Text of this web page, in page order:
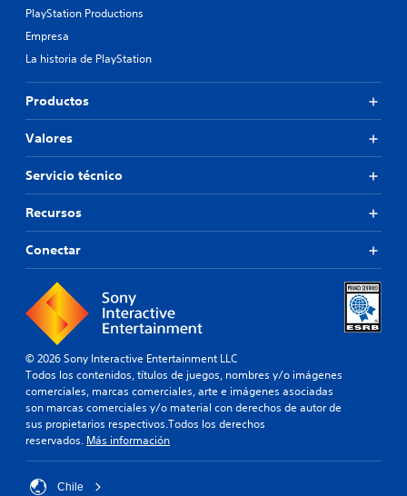
PlayStation Productions
Empresa
La historia de PlayStation
Productos
Valores
Servicio técnico
Recursos
Conectar
© 2026 Sony Interactive Entertainment LLC
Todos los contenidos, títulos de juegos, nombres y/o imágenes
comerciales, marcas comerciales, arte e imágenes asociadas
son marcas comerciales y/o material con derechos de autor de
sus propietarios respectivos.Todos los derechos
reservados. Más información
Chile